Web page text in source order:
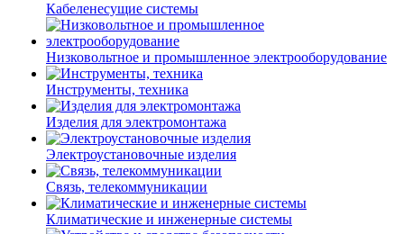
Кабеленесущие системы
Низковольтное и промышленное электрооборудование
Инструменты, техника
Изделия для электромонтажа
Электроустановочные изделия
Связь, телекоммуникации
Климатические и инженерные системы